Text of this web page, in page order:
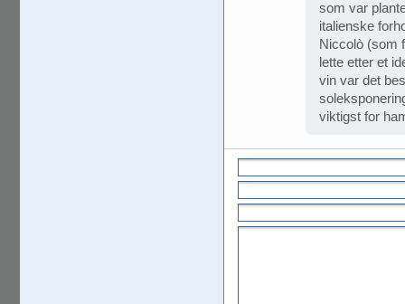
som var
italienske
Niccolò (som
lette etter et
vin var det
viktigst for